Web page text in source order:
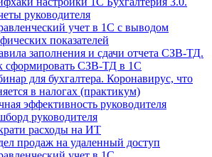
руководителя
учет в 1С с выводом
показателей
заполнения и сдачи отчета СЗВ-ТД.
сформировать СЗВ-ТД в 1С
для бухгалтера. Коронавирус, что
в налогах (практикум)
эффективность руководителя
руководителя
расходы на ИТ
продаж на удаленный доступ